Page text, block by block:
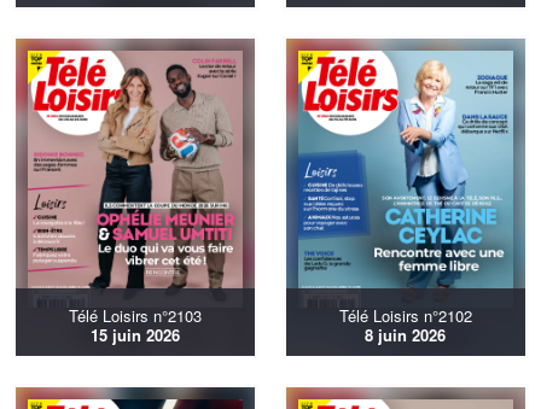
Télé Loisirs n°2103
15 juin 2026
Télé Loisirs n°2102
8 juin 2026